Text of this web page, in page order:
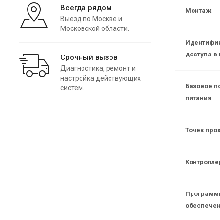
Монтаж
доступа в
Базовое
питания
Точек
Всегда рядом
Выезд по Москве и
Московской области.
Срочный вызов
Диагностика, ремонт и
настройка действующих
систем.